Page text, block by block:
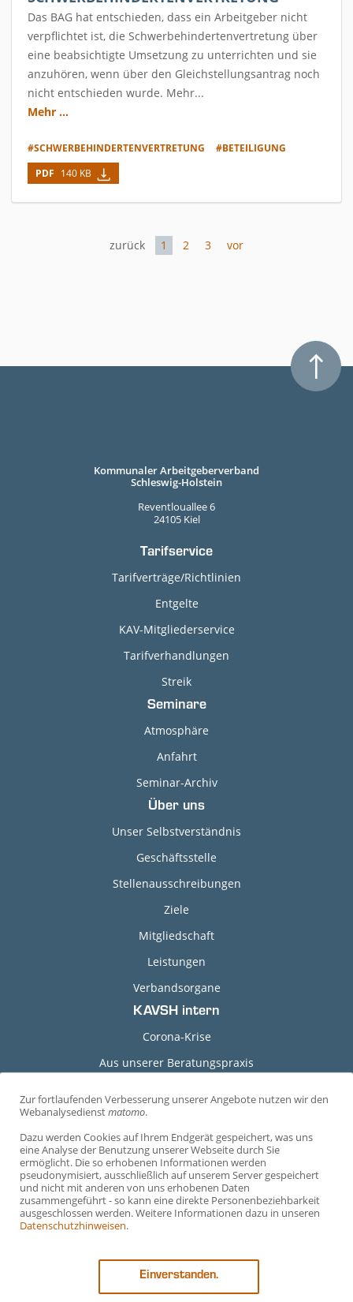
C
o
k
i
e
Zur fortlaufenden Verbesserung unserer Angebote nutzen wir den
Webanalysedienstmatomo.
Dazu werden Cookies auf Ihrem Endgerät gespeichert, was uns
eine Analyse der Benutzung unserer Webseite durch Sie
ermöglicht. Die so erhobenen Informationen werden
pseudonymisiert, ausschließlich auf unserem Server gespeichert
und nicht mit anderen von uns erhobenen Daten
zusammengeführt - so kann eine direkte Personenbeziehbarkeit
ausgeschlossen werden. Weitere Informationen dazu in unseren
Datenschutzhinweisen.
Einverstanden.
Das BAG hat entschieden, dass ein Arbeitgeber nicht
verpflichtet ist, die Schwerbehindertenvertretung über
eine beabsichtigte Umsetzung zu unterrichten und sie
anzuhören, wenn über den Gleichstellungsantrag noch
nicht entschieden wurde. Mehr...
Mehr ...
#SCHWERBEHINDERTENVERTRETUNG
#BETEILIGUNG
PDF 140 KB
zurück 1 2 3 vor
Kommunaler Arbeitgeberverband
Schleswig-Holstein
Reventlouallee 6
24105 Kiel
Tarifservice
Tarifverträge/Richtlinien
Entgelte
KAV-Mitgliederservice
Tarifverhandlungen
Streik
Seminare
Atmosphäre
Anfahrt
Seminar-Archiv
Über uns
Unser Selbstverständnis
Geschäftsstelle
Stellenausschreibungen
Ziele
Mitgliedschaft
Leistungen
Verbandsorgane
KAVSH intern
Corona-Krise
Aus unserer Beratungspraxis
Durchführungshinweise
Arbeitshilfen
Arbeitsvertragsmuster
Mustervereinbarungen
Vorträge